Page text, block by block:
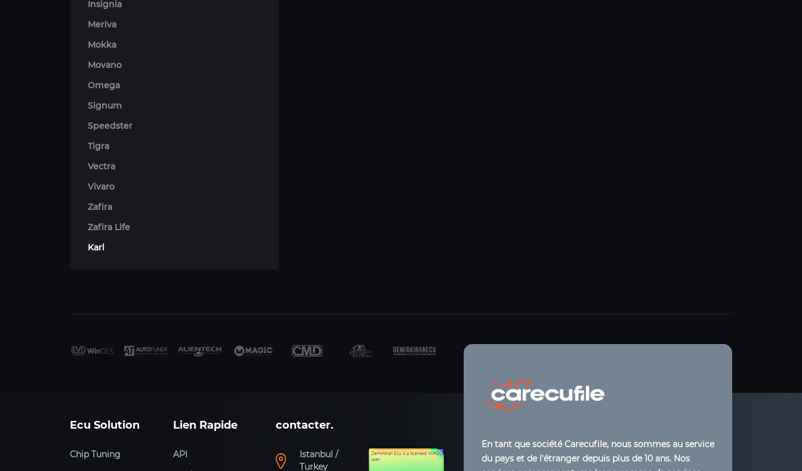
Insignia
Meriva
Mokka
Movano
Omega
Signum
Speedster
Tigra
Vectra
Vivaro
Zafira
Zafira Life
Karl
Ecu Solution
Chip Tuning
Lien Rapide
API
contacter.
Istanbul /
Turkey
En tant que société Carecufile, nous sommes au service
du pays et de l'étranger depuis plus de 10 ans. Nos